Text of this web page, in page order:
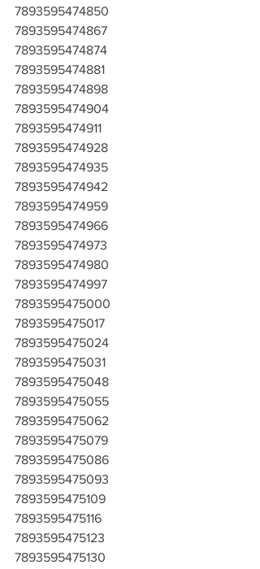
7893595474850
7893595474867
7893595474874
7893595474881
7893595474898
7893595474904
7893595474911
7893595474928
7893595474935
7893595474942
7893595474959
7893595474966
7893595474973
7893595474980
7893595474997
7893595475000
7893595475017
7893595475024
7893595475031
7893595475048
7893595475055
7893595475062
7893595475079
7893595475086
7893595475093
7893595475109
7893595475116
7893595475123
7893595475130